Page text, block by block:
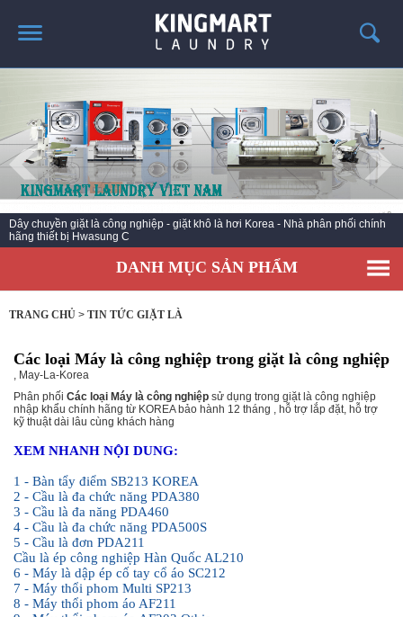
TRANG CHỦ
GIỚI THIỆU
SẢN PHẨM
TIN TỨC GIẶT LÀ
CÔNG TRÌNH TRIỂN KHAI
LIÊN HỆ
Dây chuyền giặt là công nghiệp - giặt khô là hơi Korea - Nhà phân phối chính
hãng thiết bị Hwasung C
DANH MỤC SẢN PHẨM
TRANG CHỦ > TIN TỨC GIẶT LÀ
Các loại Máy là công nghiệp trong giặt là công nghiệp
, May-La-Korea
Phân phối Các loại Máy là công nghiệp sử dụng trong giặt là công nghiệp
nhập khẩu chính hãng từ KOREA bảo hành 12 tháng , hỗ trợ lắp đặt, hỗ trợ
kỹ thuật dài lâu cùng khách hàng
XEM NHANH NỘI DUNG:
1 - Bàn tẩy điểm SB213 KOREA
2 - Cầu là đa chức năng PDA380
3 - Cầu là đa năng PDA460
4 - Cầu là đa chức năng PDA500S
5 - Cầu là đơn PDA211
Cầu là ép công nghiệp Hàn Quốc AL210
6 - Máy là dập ép cố tay cổ áo SC212
7 - Máy thổi phom Multi SP213
8 - Máy thổi phom áo AF211